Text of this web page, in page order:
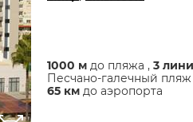
1000 м до пляжа , 3
Песчано-галечный пляж
65 км до аэропорта